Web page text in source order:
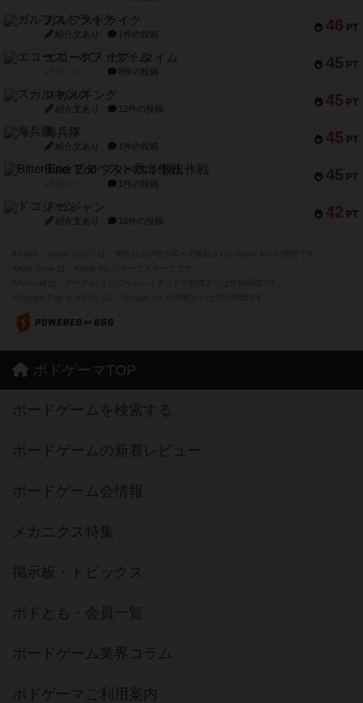
46 PT
ガルフストライク
紹介文あり 1件の投稿
45 PT
エコーズ・オブ・タイム
8件の投稿
45 PT
スカルキング
紹介文あり 12件の投稿
45 PT
海兵隊
紹介文あり 1件の投稿
45 PT
Bitter End ブタペスト救出作戦
1件の投稿
42 PT
ドコジャン
紹介文あり 10件の投稿
ボドゲーマTOP
ボードゲームを検索する
ボードゲームの新着レビュー
ボードゲーム会情報
メカニクス特集
掲示板・トピックス
ボドとも・会員一覧
ボードゲーム業界コラム
ボドゲーマご利用案内